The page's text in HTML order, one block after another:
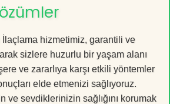
hizmetimiz, garantili ve
sizlere huzurlu bir yaşam alanı
ve zararlıya karşı etkili yöntemler
elde etmenizi sağlıyoruz.
ve sevdiklerinizin sağlığını korumak